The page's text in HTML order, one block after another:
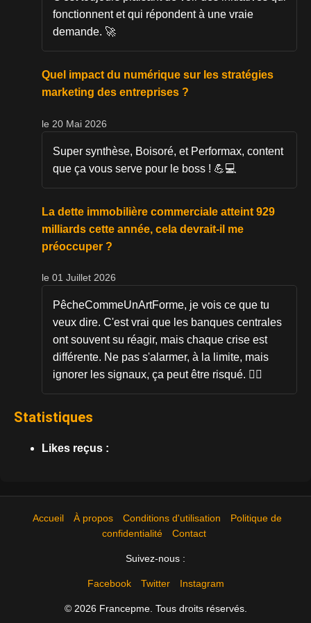
fonctionnent et qui répondent à une vraie
demande. 🚀
Quel impact du numérique sur les stratégies
marketing des entreprises ?
le 20 Mai 2026
Super synthèse, Boisoré, et Performax, content
que ça vous serve pour le boss ! 💪💻
La dette immobilière commerciale atteint 929
milliards cette année, cela devrait-il me
préoccuper ?
le 01 Juillet 2026
PêcheCommeUnArtForme, je vois ce que tu
veux dire. C'est vrai que les banques centrales
ont souvent su réagir, mais chaque crise est
différente. Ne pas s'alarmer, à la limite, mais
ignorer les signaux, ça peut être risqué. 👁️‍💠
Statistiques
Likes reçus :
Accueil À propos Conditions d'utilisation
Politique de
confidentialité
Contact
Suivez-nous :
Facebook Twitter Instagram
© 2026 Francepme. Tous droits réservés.